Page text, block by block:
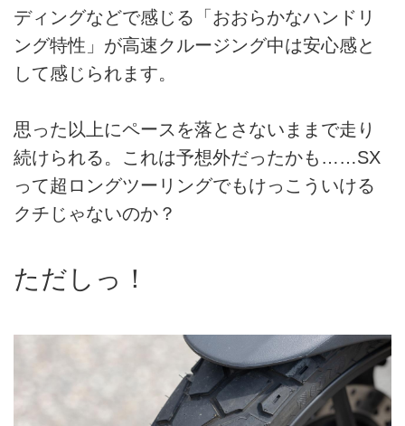
ディングなどで感じる「おおらかなハンドリ
ング特性」が高速クルージング中は安心感と
して感じられます。
思った以上にペースを落とさないままで走り
続けられる。これは予想外だったかも……SX
って超ロングツーリングでもけっこういける
クチじゃないのか？
ただしっ！